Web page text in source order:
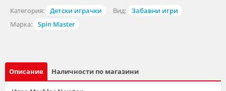
Категория: Детски играчки Вид:
Забавни игри
Марка:
Spin Master
Описание Наличности по магазини